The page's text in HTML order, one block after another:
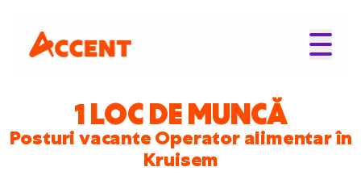
1 LOC DE MUNCĂ
Posturi vacante Operator alimentar în
Kruisem